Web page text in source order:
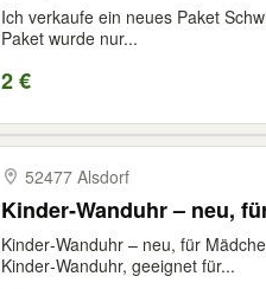
Ich verkaufe ein neues Paket
Paket wurde nur...
2 €
52477 Alsdorf
Kinder‑Wanduhr – neu,
Kinder‑Wanduhr – neu, für
Kinder‑Wanduhr, geeignet für...